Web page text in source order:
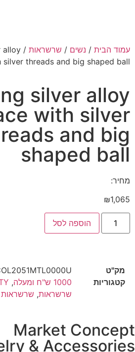
עמוד הבית/ נשים / שרשראות
alloy
silver threads and big shaped ball
silver alloy
with silver
and big
shaped ball
מחיר:
₪1,065
הוספה לסל
מק"ט
קטגוריות
1000 ש"ח ומעלה ,
שרשראות, שרשראות
Market Concept
& Accessories